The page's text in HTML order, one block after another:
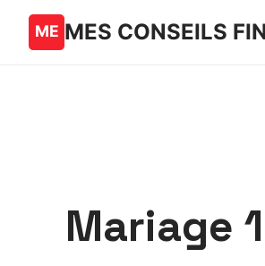
MES CONSEILS
Mariage